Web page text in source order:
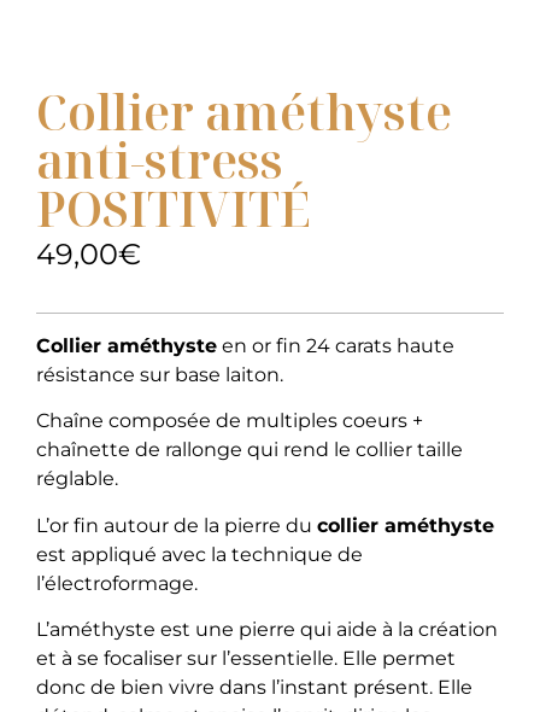
Collier améthyste
anti-stress
POSITIVITÉ
49,00€
Collier améthyste en or fin 24 carats haute
résistance sur base laiton.
Chaîne composée de multiples coeurs +
chaînette de rallonge qui rend le collier taille
réglable.
L’or fin autour de la pierre du collier améthyste
est appliqué avec la technique de
l’électroformage.
L’améthyste est une pierre qui aide à la création
et à se focaliser sur l’essentielle. Elle permet
donc de bien vivre dans l’instant présent. Elle